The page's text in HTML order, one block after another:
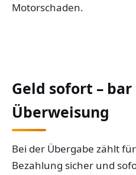
Motorschaden.
Geld sofort –
Überweisung
Bei der Übergabe zählt
Bezahlung sicher und